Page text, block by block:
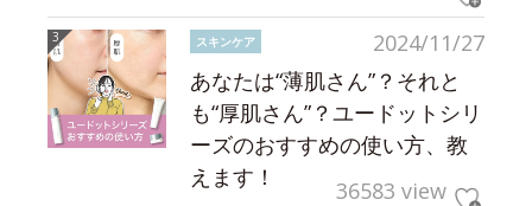
2024/11/27
スキンケア
あなたは“薄肌さん”？それと
も“厚肌さん”？ユードットシリ
ーズのおすすめの使い方、教
えます！
36583 view